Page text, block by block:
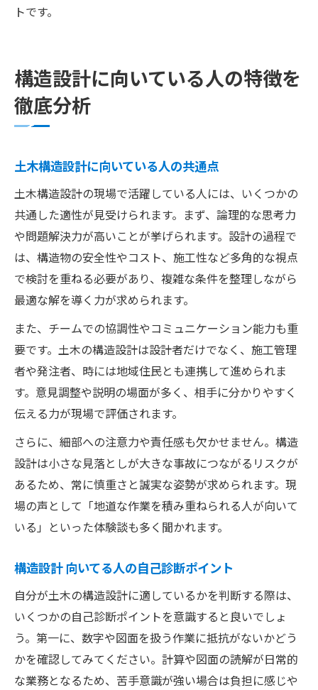
トです。
構造設計に向いている人の特徴を
徹底分析
土木構造設計に向いている人の共通点
土木構造設計の現場で活躍している人には、いくつかの
共通した適性が見受けられます。まず、論理的な思考力
や問題解決力が高いことが挙げられます。設計の過程で
は、構造物の安全性やコスト、施工性など多角的な視点
で検討を重ねる必要があり、複雑な条件を整理しながら
最適な解を導く力が求められます。
また、チームでの協調性やコミュニケーション能力も重
要です。土木の構造設計は設計者だけでなく、施工管理
者や発注者、時には地域住民とも連携して進められま
す。意見調整や説明の場面が多く、相手に分かりやすく
伝える力が現場で評価されます。
さらに、細部への注意力や責任感も欠かせません。構造
設計は小さな見落としが大きな事故につながるリスクが
あるため、常に慎重さと誠実な姿勢が求められます。現
場の声として「地道な作業を積み重ねられる人が向いて
いる」といった体験談も多く聞かれます。
構造設計 向いてる人の自己診断ポイント
自分が土木の構造設計に適しているかを判断する際は、
いくつかの自己診断ポイントを意識すると良いでしょ
う。第一に、数字や図面を扱う作業に抵抗がないかどう
かを確認してみてください。計算や図面の読解が日常的
な業務となるため、苦手意識が強い場合は負担に感じや